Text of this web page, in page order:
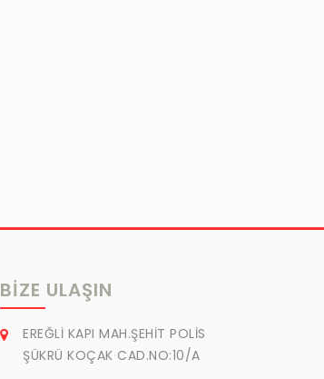
BIZE ULAŞIN
EREĞLİ KAPI MAH.ŞEHİT POLİS
ŞÜKRÜ KOÇAK CAD.NO:10/A